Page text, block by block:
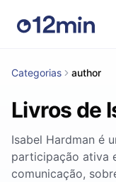
Categorias author
Livros de
Isabel Hardman é
participação ativa
comunicação,